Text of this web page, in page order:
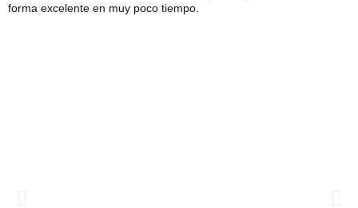
forma excelente en muy poco tiempo.